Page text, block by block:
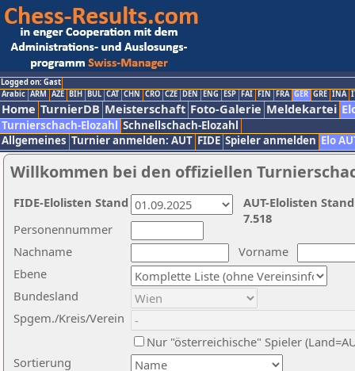
Logged on: Gast
Arabic ARM AZE BIH BUL CAT CHN CRO CZE DEN ENG ESP FAI FIN FRA GER GRE INA
Home TurnierDB Meisterschaft Foto-Galerie Meldekartei
Turnierschach-Elozahl Schnellschach-Elozahl
Allgemeines Turnier anmelden: AUT FIDE Spieler anmelden Elo
Willkommen bei den offiziellen
Nachname
Vorname
Ebene
Sortierung
Personennummer
Bundesland
Spgem./Kreis/Verein
Nur "österreichische" Spieler
AUT-Elolisten
7.518
FIDE-Elolisten Stand